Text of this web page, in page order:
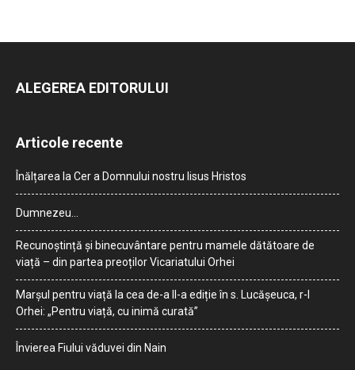
ALEGEREA EDITORULUI
Articole recente
Înălțarea la Cer a Domnului nostru Iisus Hristos
Dumnezeu…
Recunoștință și binecuvântare pentru mamele dătătoare de
viață – din partea preoților Vicariatului Orhei
Marșul pentru viață la cea de-a II-a ediție în s. Lucășeuca, r-l
Orhei: „Pentru viață, cu inimă curată”
Învierea Fiului văduvei din Nain